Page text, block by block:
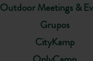
Outdoor Meetings &
Grupos
CityKamp